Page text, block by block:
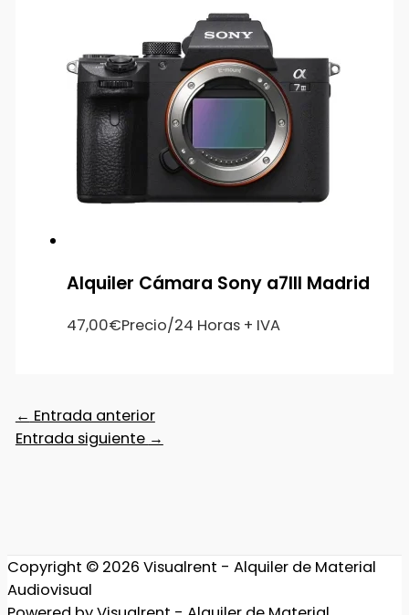
Alquiler Cámara Sony a7III Madrid
47,00€Precio/24 Horas + IVA
← Entrada anterior
Entrada siguiente →
Copyright © 2026 Visualrent - Alquiler de Material
Audiovisual